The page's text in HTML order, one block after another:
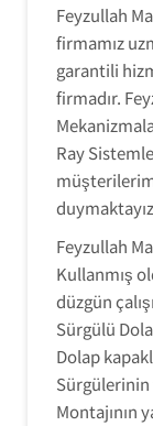
Feyzullah
firmamız
garantili
firmadır.
Ray
Feyzullah
Kullanmış
düzgün
Sürgülü
Dolap
Sürgülerinin
Montajının